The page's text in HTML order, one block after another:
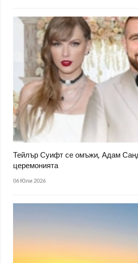
Тейлър Суифт се омъжи, Адам
церемонията
06 Юли 2026